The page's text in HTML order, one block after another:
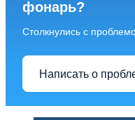
фонарь?
Столкнулись с
Написать о